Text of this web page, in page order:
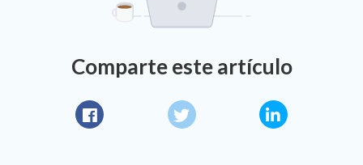
Comparte este artículo
Twitter LinkedIn